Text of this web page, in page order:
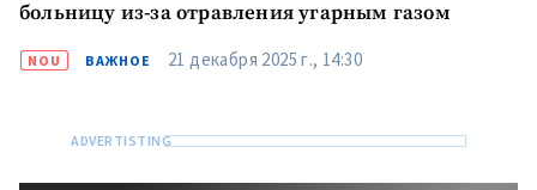
больницу из-за отравления угарным газом
NOU ВАЖНОЕ 21 декабря 2025 г., 14:30